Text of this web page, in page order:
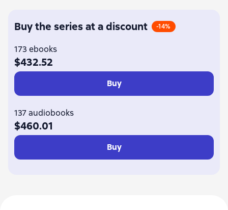
Анатолий Подшивалов
Матвей Курилкин
Владимир Владиславович Малыгин
Александр Яманов Евгений Панов
Дмитрий Евдокимов
Роман Путилов Вячеслав Калошин
Александр Самойлов
Константин Протопопов
Buy the series at a discount -14%
173 ebooks
$432.52
Buy
137 audiobooks
$460.01
Buy